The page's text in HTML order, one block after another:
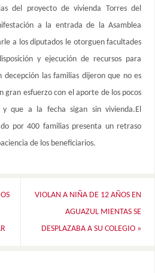
del proyecto de vivienda Torres del
a la entrada de la Asamblea
a los diputados le otorguen facultades
y ejecución de recursos para
las familias dijeron que no es
gran esfuerzo con el aporte de los pocos
y que a la fecha sigan sin vivienda.El
por 400 familias presenta un retraso
de los beneficiarios.
VIOLAN A NIÑA DE 12 AÑOS EN
AGUAZUL MIENTAS SE
DESPLAZABA A SU COLEGIO »